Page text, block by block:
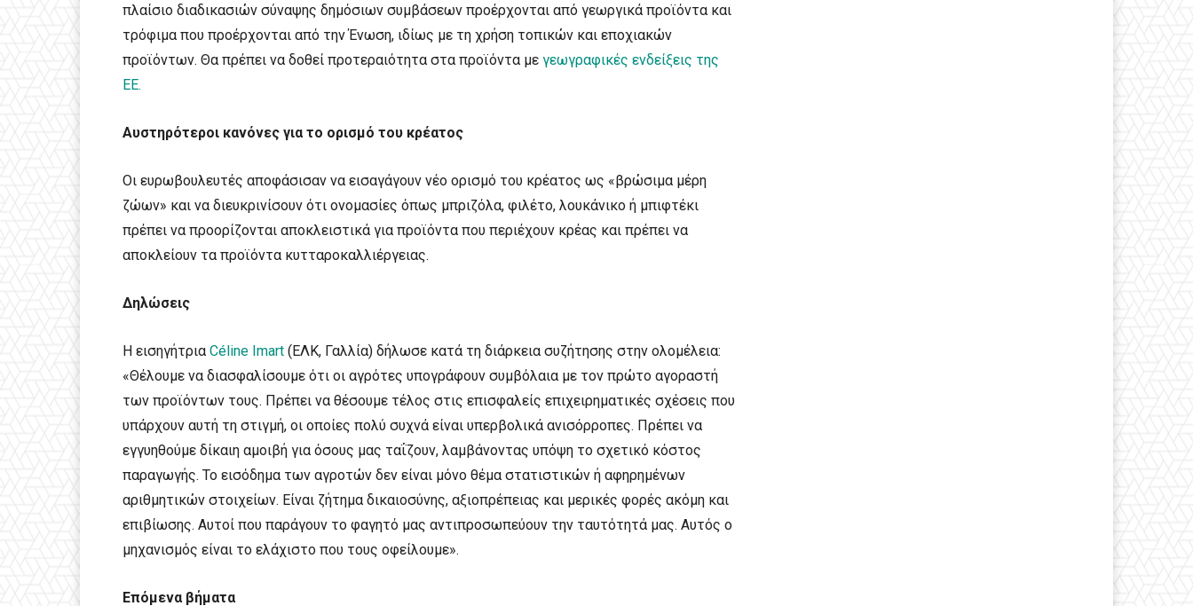
πλαίσιο διαδικασιών σύναψης δημόσιων συμβάσεων προέρχονται από γεωργικά προϊόντα και
τρόφιμα που προέρχονται από την Ένωση, ιδίως με τη χρήση τοπικών και εποχιακών
προϊόντων. Θα πρέπει να δοθεί προτεραιότητα στα προϊόντα με γεωγραφικές ενδείξεις της
ΕΕ.
Αυστηρότεροι κανόνες για το ορισμό του κρέατος
Οι ευρωβουλευτές αποφάσισαν να εισαγάγουν νέο ορισμό του κρέατος ως «βρώσιμα μέρη
ζώων» και να διευκρινίσουν ότι ονομασίες όπως μπριζόλα, φιλέτο, λουκάνικο ή μπιφτέκι
πρέπει να προορίζονται αποκλειστικά για προϊόντα που περιέχουν κρέας και πρέπει να
αποκλείουν τα προϊόντα κυτταροκαλλιέργειας.
Δηλώσεις
Η εισηγήτρια Céline Imart (ΕΛΚ, Γαλλία) δήλωσε κατά τη διάρκεια συζήτησης στην ολομέλεια:
«Θέλουμε να διασφαλίσουμε ότι οι αγρότες υπογράφουν συμβόλαια με τον πρώτο αγοραστή
των προϊόντων τους. Πρέπει να θέσουμε τέλος στις επισφαλείς επιχειρηματικές σχέσεις που
υπάρχουν αυτή τη στιγμή, οι οποίες πολύ συχνά είναι υπερβολικά ανισόρροπες. Πρέπει να
εγγυηθούμε δίκαιη αμοιβή για όσους μας ταΐζουν, λαμβάνοντας υπόψη το σχετικό κόστος
παραγωγής. Το εισόδημα των αγροτών δεν είναι μόνο θέμα στατιστικών ή αφηρημένων
αριθμητικών στοιχείων. Είναι ζήτημα δικαιοσύνης, αξιοπρέπειας και μερικές φορές ακόμη και
επιβίωσης. Αυτοί που παράγουν το φαγητό μας αντιπροσωπεύουν την ταυτότητά μας. Αυτός ο
μηχανισμός είναι το ελάχιστο που τους οφείλουμε».
Επόμενα βήματα